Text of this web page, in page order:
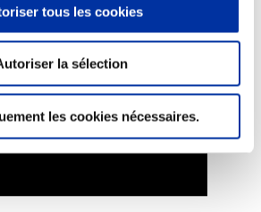
tous les cookies
la sélection
les cookies nécessaires.